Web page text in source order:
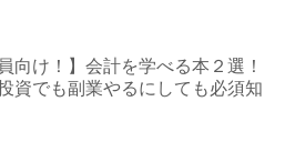
員向け！】会計を学べる本２選！
資でも副業やるにしても必須知